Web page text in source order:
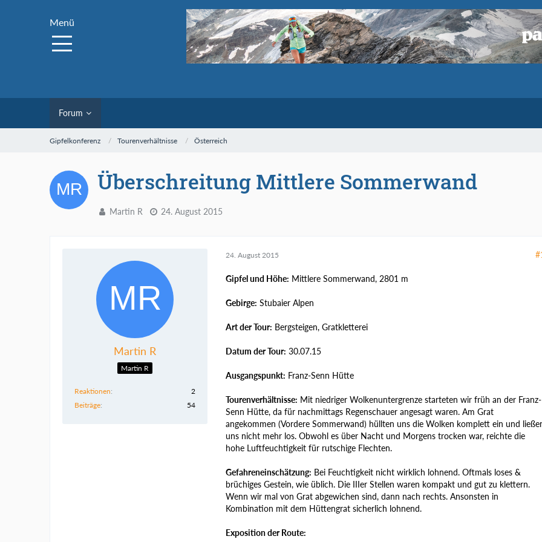
Menü
Forum
Gipfelkonferenz Tourenverhältnisse Österreich
Überschreitung Mittlere Sommerwand
Martin R 24. August 2015
Martin R
Martin R
Reaktionen
2
Beiträge
54
24. August 2015
Gipfel und Höhe: Mittlere Sommerwand, 2801 m
Gebirge: Stubaier Alpen
Art der Tour: Bergsteigen, Gratkletterei
Datum der Tour: 30.07.15
Ausgangspunkt: Franz-Senn Hütte
Tourenverhältnisse: Mit niedriger Wolkenuntergrenze starteten wir früh an der Franz-
Senn Hütte, da für nachmittags Regenschauer angesagt waren. Am Grat
angekommen (Vordere Sommerwand) hüllten uns die Wolken komplett ein und
uns nicht mehr los. Obwohl es über Nacht und Morgens trocken war, reichte die
hohe Luftfeuchtigkeit für rutschige Flechten.
Gefahreneinschätzung: Bei Feuchtigkeit nicht wirklich lohnend. Oftmals loses &
brüchiges Gestein, wie üblich. Die IIIer Stellen waren kompakt und gut zu klettern.
Wenn wir mal von Grat abgewichen sind, dann nach rechts. Ansonsten in
Kombination mit dem Hüttengrat sicherlich lohnend.
Exposition der Route: